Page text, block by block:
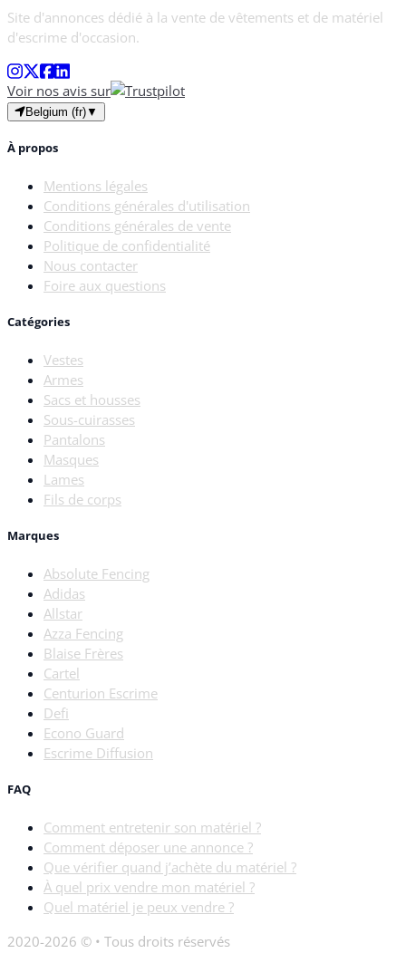
Site d'annonces dédié à la vente de vêtements et de matériel
d'escrime d'occasion.
Voir nos avis sur
Belgium (fr)▼
À propos
Mentions légales
Conditions générales d'utilisation
Conditions générales de vente
Politique de confidentialité
Nous contacter
Foire aux questions
Catégories
Vestes
Armes
Sacs et housses
Sous-cuirasses
Pantalons
Masques
Lames
Fils de corps
Marques
Absolute Fencing
Adidas
Allstar
Azza Fencing
Blaise Frères
Cartel
Centurion Escrime
Defi
Econo Guard
Escrime Diffusion
FAQ
Comment entretenir son matériel ?
Comment déposer une annonce ?
Que vérifier quand j’achète du matériel ?
À quel prix vendre mon matériel ?
Quel matériel je peux vendre ?
2020-2026 © • Tous droits réservés